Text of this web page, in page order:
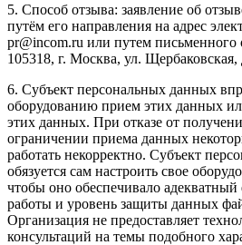
5. Способ отзыва: заявление об
путём его направления на адрес
pr@incom.ru или путем письменного
105318, г. Москва, ул. Щербаковская,
6. Субъект персональных данных
оборудованию прием этих данных
этих данных. При отказе от
ограничении приема данных
работать некорректно. Субъект
обязуется сам настроить свое
чтобы оно обеспечивало
работы и уровень защиты данных
Организация не предоставляет
консультаций на темы подобного